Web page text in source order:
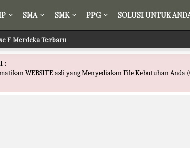
SMA SMK PPG SOLUSI UNTUK
Fase F Merdeka Terbaru
F Merdeka Terbaru
:
WEBSITE asli yang Menyediakan File Kebutuhan Anda